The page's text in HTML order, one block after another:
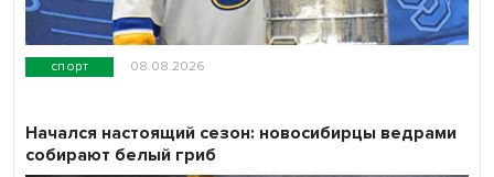
спорт 08.08.2026
Начался настоящий сезон: новосибирцы ведрами
собирают белый гриб